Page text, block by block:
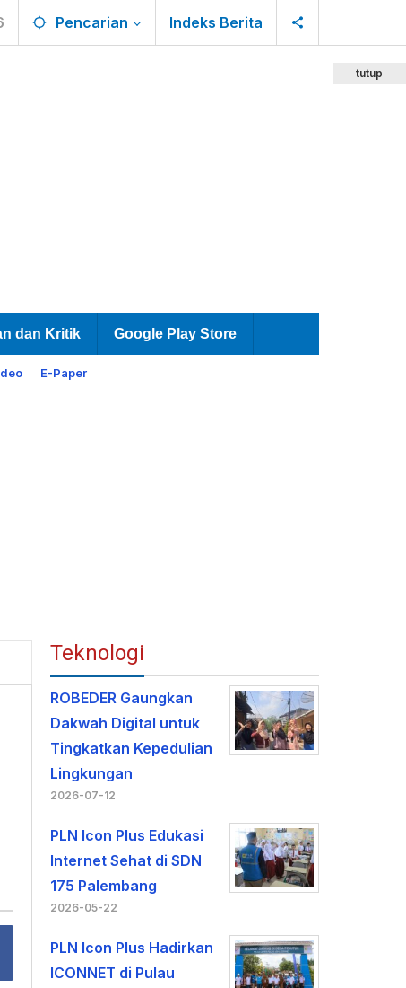
Pencarian Indeks Berita
dan Kritik Google Play Store
E-Paper
tutup
Teknologi
ROBEDER Gaungkan
Dakwah Digital untuk
Tingkatkan Kepedulian
Lingkungan
2026-07-12
PLN Icon Plus Edukasi
Internet Sehat di SDN
175 Palembang
2026-05-22
PLN Icon Plus Hadirkan
ICONNET di Pulau